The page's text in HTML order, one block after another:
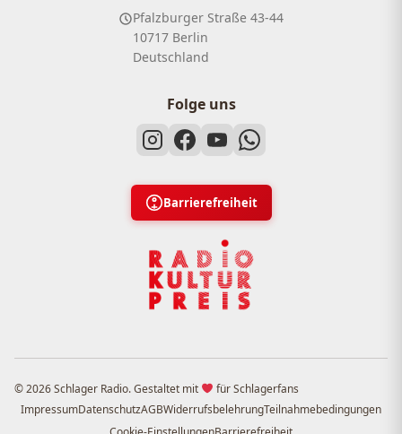
Pfalzburger Straße 43-44
10717 Berlin
Deutschland
Folge uns
Barrierefreiheit
© 2026 Schlager Radio. Gestaltet mit
für Schlagerfans
ImpressumDatenschutzAGBWiderrufsbelehrungTeilnahmebedingungen